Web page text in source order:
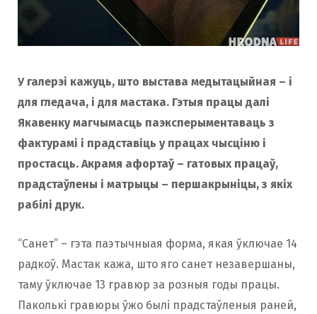
У галерэі кажуць, што выстава медытацыйная – і
для гледача, і для мастака. Гэтыя працы далі
Якавенку магчымасць паэксперыментаваць з
фактурамі і прадставіць у працах чысціню і
простасць. Акрамя афортаў – гатовых працаў,
прадстаўлены і матрыцы – першакрыніцы, з якіх
рабілі друк.
“Санет” – гэта паэтычныая форма, якая ўключае 14
радкоў. Мастак кажа, што яго санет незавершаны,
таму ўключае 13 гравюр за розныя годы працы.
Паколькі гравюры ўжо былі прадстаўленыя раней,